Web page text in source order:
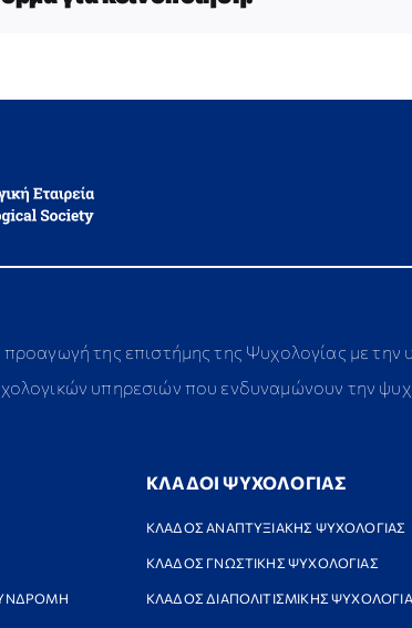
της επιστήμης της Ψυχολογίας με
υπηρεσιών που ενδυναμώνουν την
ΚΛΑΔΟΙ ΨΥΧΟΛΟΓΙΑΣ
ΚΛΑΔΟΣ ΑΝΑΠΤΥΞΙΑΚΗΣ ΨΥΧΟΛΟΓΙΑΣ
ΚΛΑΔΟΣ ΓΝΩΣΤΙΚΗΣ ΨΥΧΟΛΟΓΙΑΣ
ΚΛΑΔΟΣ ΔΙΑΠΟΛΙΤΙΣΜΙΚΗΣ